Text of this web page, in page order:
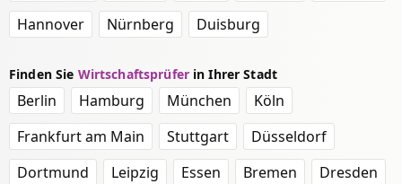
Hannover
Nürnberg Duisburg
Finden Sie Wirtschaftsprüferin Ihrer Stadt
Berlin Hamburg München
Köln
Frankfurt am Main
Stuttgart
Düsseldorf
Dortmund
Leipzig Essen Bremen
Dresden